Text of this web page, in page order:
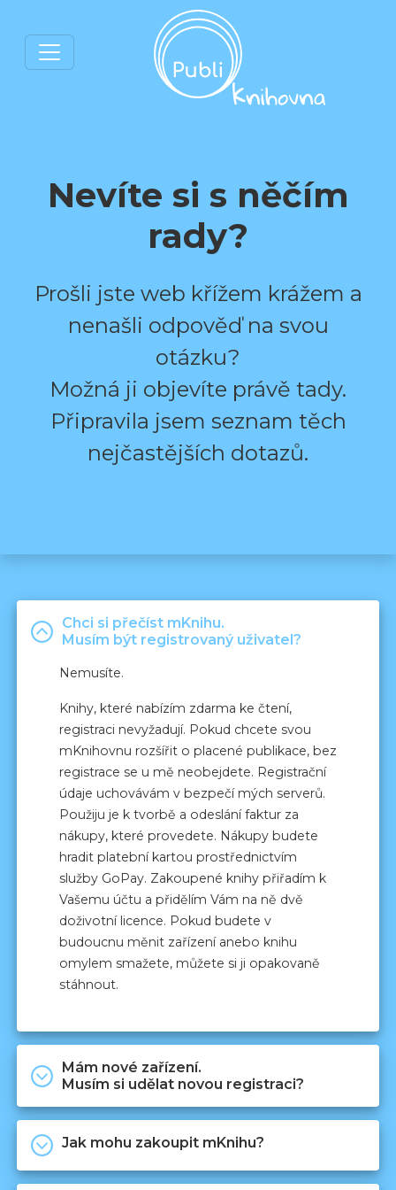
Nevíte si s něčím
rady?
Prošli jste web křížem krážem a
nenašli odpověď na svou
otázku?
Možná ji objevíte právě tady.
Připravila jsem seznam těch
nejčastějších dotazů.
Chci si přečíst mKnihu.
Musím být registrovaný uživatel?
Nemusíte.
Knihy, které nabízím zdarma ke čtení,
registraci nevyžadují. Pokud chcete svou
mKnihovnu rozšířit o placené publikace, bez
registrace se u mě neobejdete. Registrační
údaje uchovávám v bezpečí mých serverů.
Použiju je k tvorbě a odeslání faktur za
nákupy, které provedete. Nákupy budete
hradit platební kartou prostřednictvím
služby GoPay. Zakoupené knihy přiřadím k
Vašemu účtu a přidělím Vám na ně dvě
doživotní licence. Pokud budete v
budoucnu měnit zařízení anebo knihu
omylem smažete, můžete si ji opakovaně
stáhnout.
Mám nové zařízení.
Musím si udělat novou registraci?
Nová registrace není potřeba.
Protože chráním všechny mKnihy
speciálním klíčem proti překopírování, je
Jak mohu zakoupit mKnihu?
Úplně jednoduše v mojíKNIHOVNĚ